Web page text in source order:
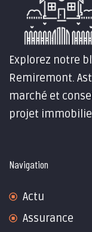
Explorez notre
Remiremont.
marché et
projet
Navigation
Actu
Assurance